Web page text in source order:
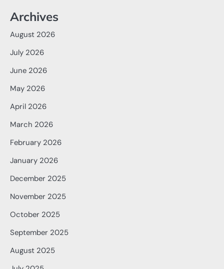
Archives
August 2026
July 2026
June 2026
May 2026
April 2026
March 2026
February 2026
January 2026
December 2025
November 2025
October 2025
September 2025
August 2025